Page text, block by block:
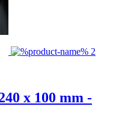
x 100 mm -